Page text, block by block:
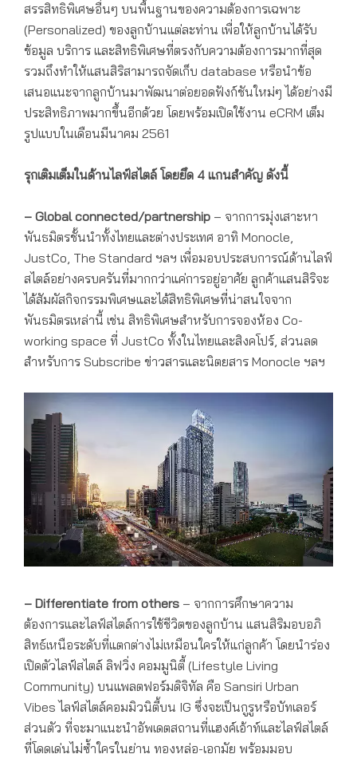
สรรสิทธิพิเศษอื่นๆ บนพื้นฐานของความต้องการเฉพาะ
(Personalized) ของลูกบ้านแต่ละท่าน เพื่อให้ลูกบ้านได้รับ
ข้อมูล บริการ และสิทธิพิเศษที่ตรงกับความต้องการมากที่สุด
รวมถึงทำให้แสนสิริสามารถจัดเก็บ database หรือนำข้อ
เสนอแนะจากลูกบ้านมาพัฒนาต่อยอดฟังก์ชันใหม่ๆ ได้อย่างมี
ประสิทธิภาพมากขึ้นอีกด้วย โดยพร้อมเปิดใช้งาน eCRM เต็ม
รูปแบบในเดือนมีนาคม 2561
รุกเติมเต็มในด้านไลฟ์สไตล์ โดยยึด 4 แกนสำคัญ ดังนี้
– Global connected/partnership – จากการมุ่งเสาะหา
พันธมิตรชั้นนำทั้งไทยและต่างประเทศ อาทิ Monocle,
JustCo, The Standard ฯลฯ เพื่อมอบประสบการณ์ด้านไลฟ์
สไตล์อย่างครบครันที่มากกว่าแค่การอยู่อาศัย ลูกค้าแสนสิริจะ
ได้สัมผัสกิจกรรมพิเศษและได้สิทธิพิเศษที่น่าสนใจจาก
พันธมิตรเหล่านี้ เช่น สิทธิพิเศษสำหรับการจองห้อง Co-
working space ที่ JustCo ทั้งในไทยและสิงคโปร์, ส่วนลด
สำหรับการ Subscribe ข่าวสารและนิตยสาร Monocle ฯลฯ
– Differentiate from others – จากการศึกษาความ
ต้องการและไลฟ์สไตล์การใช้ชีวิตของลูกบ้าน แสนสิริมอบอภิ
สิทธ์เหนือระดับที่แตกต่างไม่เหมือนใครให้แก่ลูกค้า โดยนำร่อง
เปิดตัวไลฟ์สไตล์ ลิฟวิ่ง คอมมูนิตี้ (Lifestyle Living
Community) บนแพลตฟอร์มดิจิทัล คือ Sansiri Urban
Vibes ไลฟ์สไตล์คอมมิวนิตี้บน IG ซึ่งจะเป็นกูรูหรือบัทเลอร์
ส่วนตัว ที่จะมาแนะนำอัพเดตสถานที่แฮงค์เอ้าท์และไลฟ์สไตล์
ที่โดดเด่นไม่ซ้ำใครในย่าน ทองหล่อ-เอกมัย พร้อมมอบ